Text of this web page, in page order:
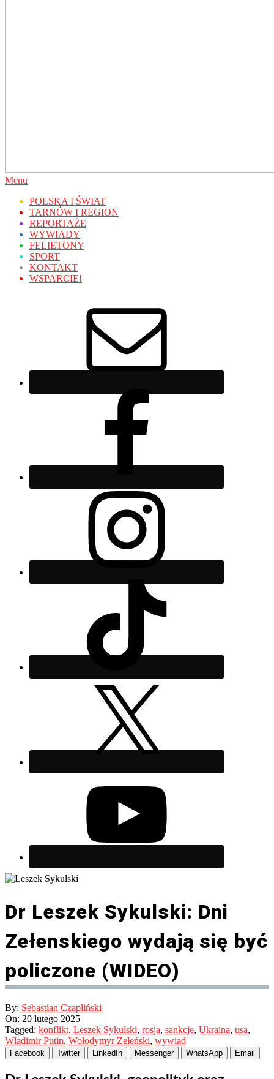
Secondary
Menu
Menu
POLSKA I ŚWIAT
TARNÓW I REGION
REPORTAŻE
WYWIADY
FELIETONY
SPORT
KONTAKT
WSPARCIE!
Dr Leszek Sykulski: Dni
Zełenskiego wydają się być
policzone (WIDEO)
By: Sebastian Czapliński
On: 20 lutego 2025
Tagged: konflikt, Leszek Sykulski, rosja, sankcje, Ukraina, usa,
Wladimir Putin, Wołodymyr Zełeński, wywiad
Facebook Twitter LinkedIn Messenger WhatsApp Email